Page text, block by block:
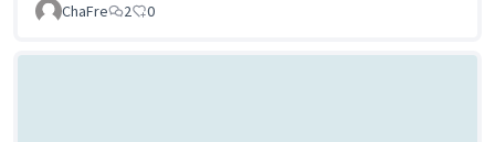
ChaFre
2 0